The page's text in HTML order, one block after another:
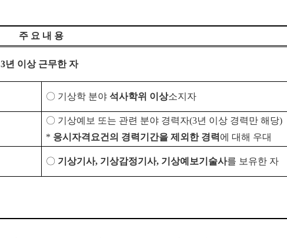
주 요 내 용
3년 이상 근무한 자
〇 기상학 분야 석사학위 이상소지자
〇 기상예보 또는 관련 분야 경력자(3년 이상 경력만 해당)
* 응시자격요건의 경력기간을 제외한 경력 에 대해 우대
〇 기상기사, 기상감정기사, 기상예보기술사를 보유한 자